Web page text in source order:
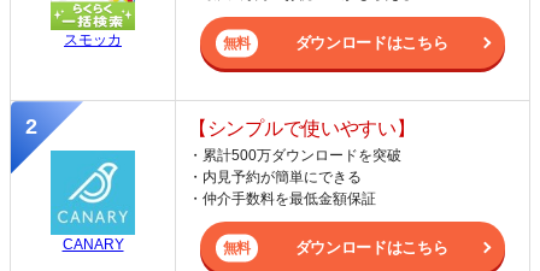
スモッカ ダウンロードはこちら
CANARY
【シンプルで使いやすい】
・累計500万ダウンロードを突破
・内見予約が簡単にできる
・仲介手数料を最低金額保証
ダウンロードはこちら